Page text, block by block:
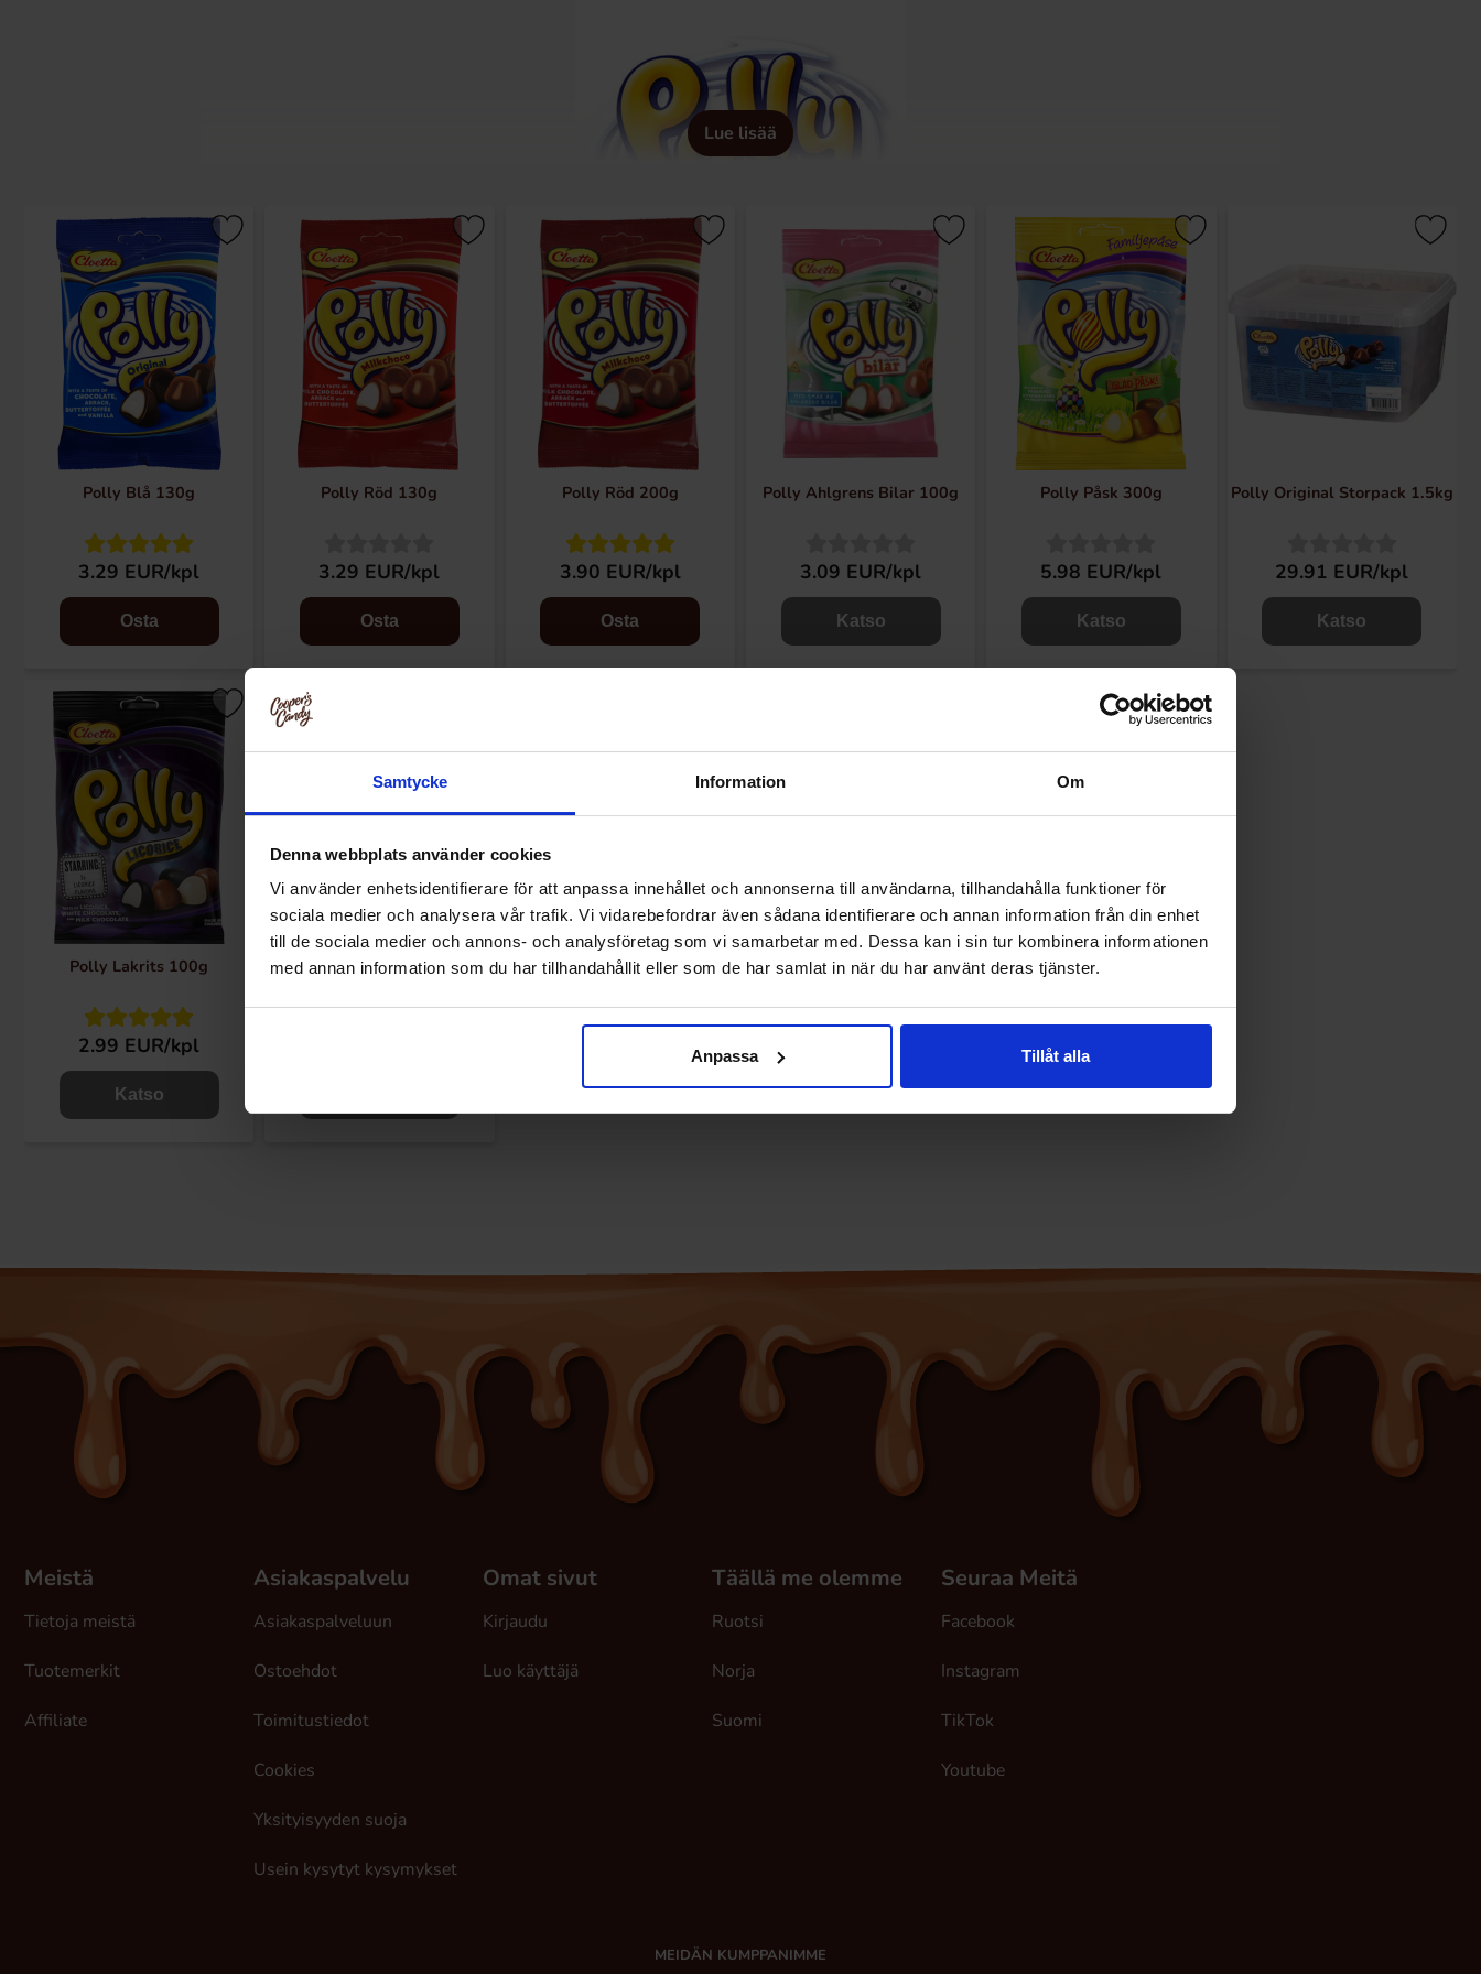
Samtycke Information Om
Denna webbplats använder cookies
Vi använder enhetsidentifierare för att anpassa innehållet och annonserna till användarna, tillhandahålla funktioner för
sociala medier och analysera vår trafik. Vi vidarebefordrar även sådana identifierare och annan information från din enhet
till de sociala medier och annons- och analysföretag som vi samarbetar med. Dessa kan i sin tur kombinera informationen
med annan information som du har tillhandahållit eller som de har samlat in när du har använt deras tjänster.
Anpassa Tillåt alla
Lue lisää
Polly Blå 130g
3.29 EUR/kpl
Osta
Polly Röd 130g
3.29 EUR/kpl
Osta
Polly Röd 200g
3.90 EUR/kpl
Osta
Polly Ahlgrens Bilar 100g
3.09 EUR/kpl
Katso
Polly Påsk 300g
5.98 EUR/kpl
Katso
Polly Original Storpack 1.5kg
29.91 EUR/kpl
Katso
Polly Lakrits 100g
2.99 EUR/kpl
Katso
Polly Juleskum 150g
Meistä
Tietoja meistä
Tuotemerkit
Affiliate
Asiakaspalvelu
Asiakaspalveluun
Ostoehdot
Toimitustiedot
Cookies
Yksityisyyden suoja
Usein kysytyt kysymykset
Omat sivut
Kirjaudu
Luo käyttäjä
Täällä me olemme
Ruotsi
Norja
Suomi
Seuraa Meitä
Facebook
Instagram
TikTok
Youtube
MEIDÄN KUMPPANIMME